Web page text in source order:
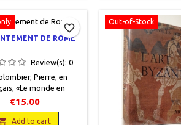
DE ROME
Review(s):0
Pierre, en
«Le monde en
Arthaud, 1968, 19 x
pages, reliéoccasion,
neuf, livre protégé par
€15.00
Add to cart
favorite_border
Out-of-Stock